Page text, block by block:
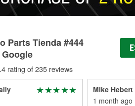
Parts Tienda #444
rating of 235 reviews
Mike Hebert
1 month ago